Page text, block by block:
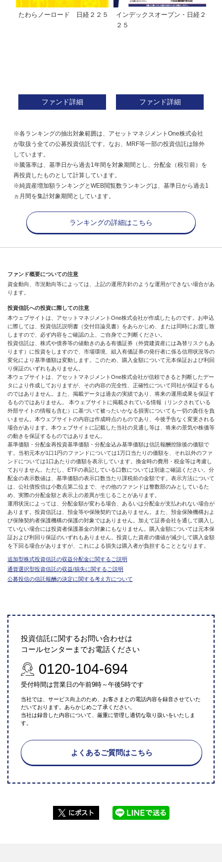
たわらノーロード 日経２２５
ファンド詳細
インデックスオープン・日経２
２５
ファンド詳細
※各ランキングの抽出対象範囲は、アセットマネジメントOne株式会社
が取扱う全ての公募投資信託です。なお、MRF等一部の投資信託は除外
しています。
※騰落率は、基準日から過去1年間を対象期間とし、分配金（税引前）を
再投資したものとして計算しています。
※純資産増加額ランキングとWEB閲覧数ランキングは、基準日から過去1
ヵ月間を集計対象期間としています。
ランキングの詳細はこちら
ファンド概要についての注意
資金動向、市況動向等によっては、上記の運用方針のような運用ができない場合があ
ります。
投資信託への投資に際しての注意
本ウェブサイトは、アセットマネジメントOne株式会社が作成したものです。お申込
に際しては、投資信託説明書（交付目論見書）をあらかじめ、または同時にお渡し致
しますので、必ず内容をご確認の上、ご自身でご判断ください。
投資信託は、株式や債券等の値動きのある有価証券（外貨建資産には為替リスクもあ
ります）に投資をしますので、市場環境、組入有価証券の発行者に係る信用状況等の
変化により基準価額は変動します。このため、購入金額について元本保証および利回
り保証のいずれもありません。
本ウェブサイトは、アセットマネジメントOne株式会社が信頼できると判断したデー
タにより作成しておりますが、その内容の完全性、正確性について同社が保証するも
のではありません。また、掲載データは過去の実績であり、将来の運用成果を保証す
るものではありません。 本ウェブサイトに掲載されている情報（リンクされている
外部サイトの情報も含む）に基づいて被ったいかなる損害についても一切の責任を負
いません。本ウェブサイトの内容は作成時点のものであり、今後予告なく変更される
場合があります。本ウェブサイトに記載した当社の見通し等は、将来の景気や株価等
の動きを保証するものではありません。
基準価額・分配金再投資基準価額・分配金込み基準価額は信託報酬控除後の価額で
す。当初元本が1口1円のファンドについては1万口当たりの価額を、それ以外のファ
ンドについては1口あたりの価額を表示しています。換金時の費用・税金等は考慮し
ておりません。ただし、ETFの表記している口数については別途ご確認ください。分
配金の表示数値は、基準価額の表示口数当たり課税前の金額です。表示方法について
は、公社債投信は小数点第二位まで、その他のファンドは整数部のみとしているた
め、実際の分配金額と表示上の差異が生じることがあります。
運用状況によっては、分配金額が変わる場合、あるいは分配金が支払われない場合が
あります。投資信託は、預金等や保険契約ではありません。また、預金保険機構およ
び保険契約者保護機構の保護の対象ではありません。加えて証券会社を通して購入し
ていない場合には投資者保護基金の対象にもなりません。購入金額については元本保
証および利回り保証のいずれもありません。投資した資産の価値が減少して購入金額
を下回る場合がありますが、これによる損失は購入者が負担することとなります。
追加型株式投資信託の収益分配金に関するご説明
通貨選択型投資信託の収益/損失に関するご説明
公募投信の信託報酬の決定に関する考え方について
投資信託に関するお問い合わせは
コールセンターまでお電話ください
0120-104-694
受付時間は営業日の午前9時～午後5時です
当社では、サービス向上のため、お客さまとの電話内容を録音させていた
だいております。あらかじめご了承ください。
当社は録音した内容について、厳重に管理し適切な取り扱いをいたしま
す。
よくあるご質問はこちら